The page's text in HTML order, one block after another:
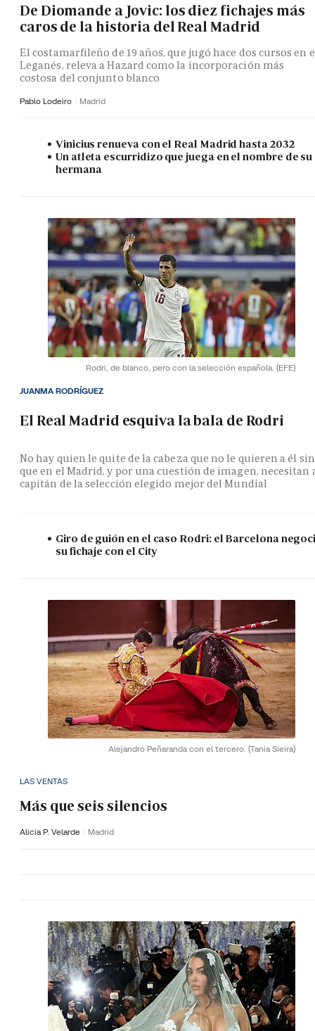
De Diomande a Jovic: los diez fichajes más
caros de la historia del Real Madrid
El costamarfileño de 19 años, que jugó hace dos cursos en
Leganés, releva a Hazard como la incorporación más
costosa del conjunto blanco
Pablo Lodeiro Madrid
Vinicius renueva con el Real Madrid hasta 2032
Un atleta escurridizo que juega en el nombre de su
hermana
Rodri, de blanco, pero con la selección española. (EFE)
El Real Madrid esquiva la bala de Rodri
No hay quien le quite de la cabeza que no le quieren a él
que en el Madrid, y por una cuestión de imagen, necesitan
capitán de la selección elegido mejor del Mundial
JUANMA RODRÍGUEZ
Giro de guión en el caso Rodri: el Barcelona
su fichaje con el City
Alejandro Peñaranda con el tercero. (Tania Sieira)
LAS VENTAS
Más que seis silencios
Alicia P. Velarde Madrid